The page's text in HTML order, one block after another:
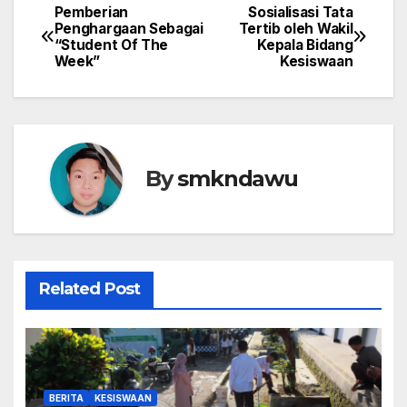
Navigasi
pos
Sosialisasi Tata
Tertib oleh Wakil
Kepala Bidang
Kesiswaan
Pemberian
Penghargaan Sebagai
“Student Of The
Week”
Bysmkndawu
Related Post
BERITA KESISWAAN